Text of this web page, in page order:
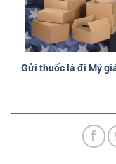
Gửi thuốc lá đi Mỹ